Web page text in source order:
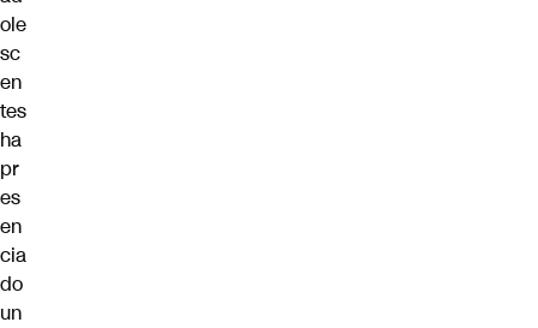
ole
sc
en
tes
ha
pr
es
en
cia
do
un